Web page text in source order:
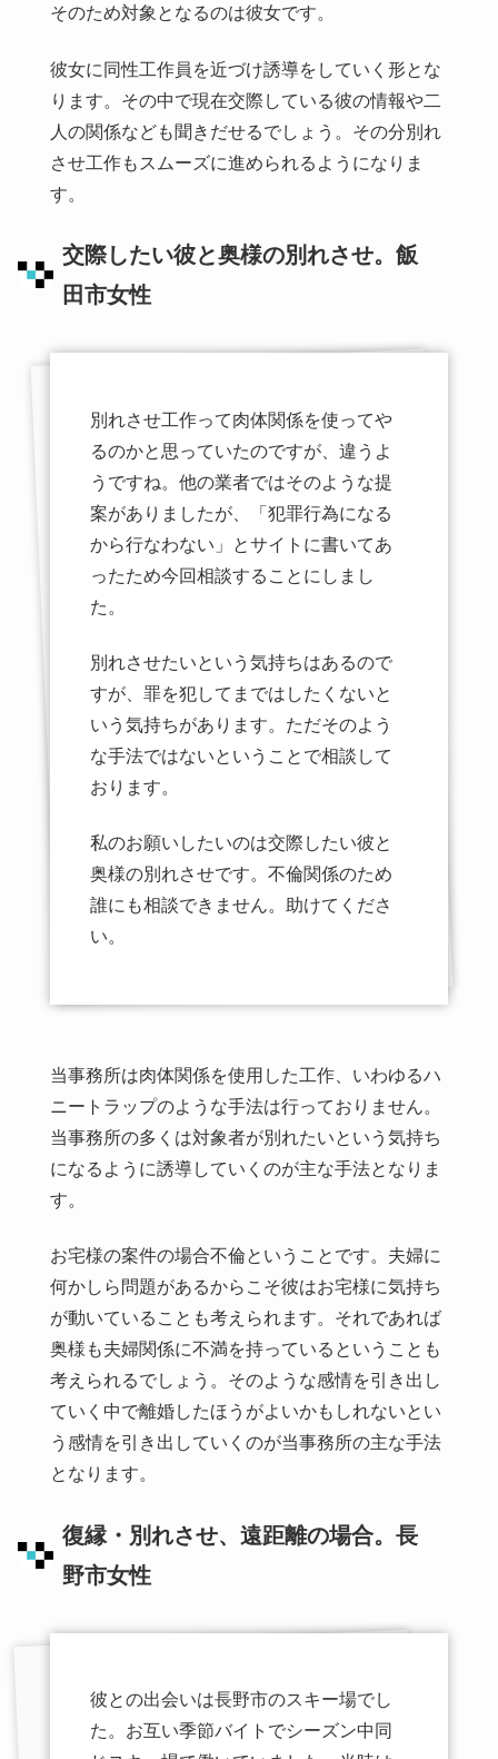
そのため対象となるのは彼女です。
彼女に同性工作員を近づけ誘導をしていく形とな
ります。その中で現在交際している彼の情報や二
人の関係なども聞きだせるでしょう。その分別れ
させ工作もスムーズに進められるようになりま
す。
交際したい彼と奥様の別れさせ。飯
田市女性
別れさせ工作って肉体関係を使ってや
るのかと思っていたのですが、違うよ
うですね。他の業者ではそのような提
案がありましたが、「犯罪行為になる
から行なわない」とサイトに書いてあ
ったため今回相談することにしまし
た。
別れさせたいという気持ちはあるので
すが、罪を犯してまではしたくないと
いう気持ちがあります。ただそのよう
な手法ではないということで相談して
おります。
私のお願いしたいのは交際したい彼と
奥様の別れさせです。不倫関係のため
誰にも相談できません。助けてくださ
い。
当事務所は肉体関係を使用した工作、いわゆるハ
ニートラップのような手法は行っておりません。
当事務所の多くは対象者が別れたいという気持ち
になるように誘導していくのが主な手法となりま
す。
お宅様の案件の場合不倫ということです。夫婦に
何かしら問題があるからこそ彼はお宅様に気持ち
が動いていることも考えられます。それであれば
奥様も夫婦関係に不満を持っているということも
考えられるでしょう。そのような感情を引き出し
ていく中で離婚したほうがよいかもしれないとい
う感情を引き出していくのが当事務所の主な手法
となります。
復縁・別れさせ、遠距離の場合。長
野市女性
彼との出会いは長野市のスキー場でし
た。お互い季節バイトでシーズン中同